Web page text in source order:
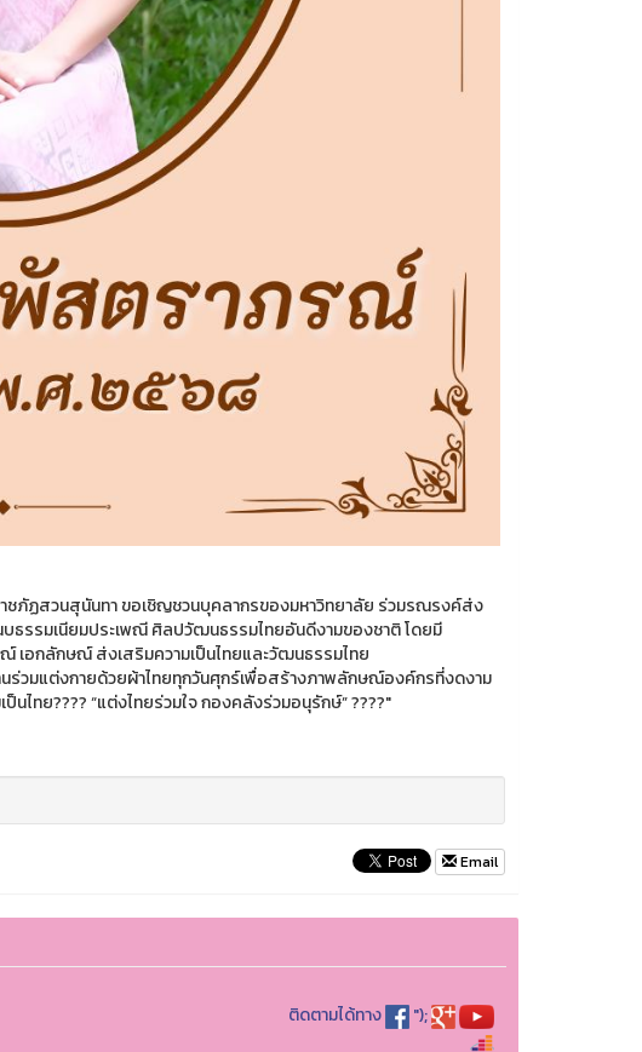
ชภัฏสวนสุนันทา ขอเชิญชวนบุคลากรของมหาวิทยาลัย ร่วมรณรงค์ส่ง
บธรรมเนียมประเพณี ศิลปวัฒนธรรมไทยอันดีงามของชาติ โดยมี
อกลักษณ์ ส่งเสริมความเป็นไทยและวัฒนธรรมไทย
ร่วมแต่งกายด้วยผ้าไทยทุกวันศุกร์เพื่อสร้างภาพลักษณ์องค์กรที่งดงาม
ไทย???? “แต่งไทยร่วมใจ กองคลังร่วมอนุรักษ์” ????"
Email
ติดตามได้ทาง ");